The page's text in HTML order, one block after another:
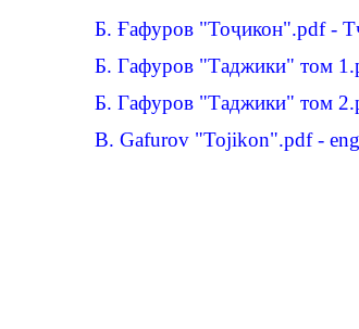
Б. Ғафуров "Тоҷикон".pdf -
Б. Гафуров "Таджики" том
Б. Гафуров "Таджики" том
B. Gafurov "Tojikon".pdf - eng